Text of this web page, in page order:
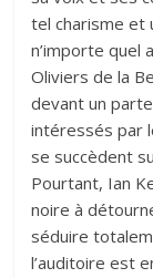
tel charisme et
n’importe quel
Oliviers de la
devant un
intéressés par
se succèdent
Pourtant, Ian
noire à
séduire
l’auditoire est